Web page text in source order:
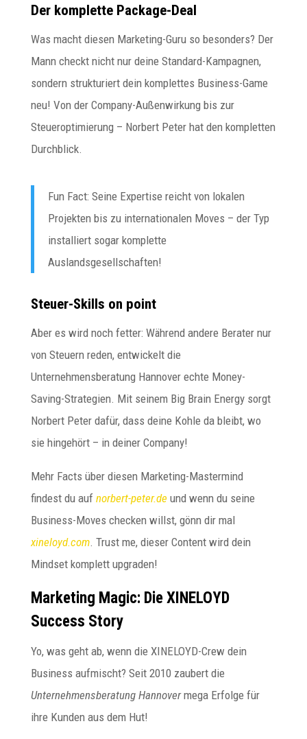
Der komplette Package-Deal
Was macht diesen Marketing-Guru so besonders? Der
Mann checkt nicht nur deine Standard-Kampagnen,
sondern strukturiert dein komplettes Business-Game
neu! Von der Company-Außenwirkung bis zur
Steueroptimierung – Norbert Peter hat den kompletten
Durchblick.
Fun Fact: Seine Expertise reicht von lokalen
Projekten bis zu internationalen Moves – der Typ
installiert sogar komplette
Auslandsgesellschaften!
Steuer-Skills on point
Aber es wird noch fetter: Während andere Berater nur
von Steuern reden, entwickelt die
Unternehmensberatung Hannover echte Money-
Saving-Strategien. Mit seinem Big Brain Energy sorgt
Norbert Peter dafür, dass deine Kohle da bleibt, wo
sie hingehört – in deiner Company!
Mehr Facts über diesen Marketing-Mastermind
findest du auf norbert-peter.de und wenn du seine
Business-Moves checken willst, gönn dir mal
xineloyd.com. Trust me, dieser Content wird dein
Mindset komplett upgraden!
Marketing Magic: Die XINELOYD
Success Story
Yo, was geht ab, wenn die XINELOYD-Crew dein
Business aufmischt? Seit 2010 zaubert die
Unternehmensberatung Hannovermega Erfolge für
ihre Kunden aus dem Hut!